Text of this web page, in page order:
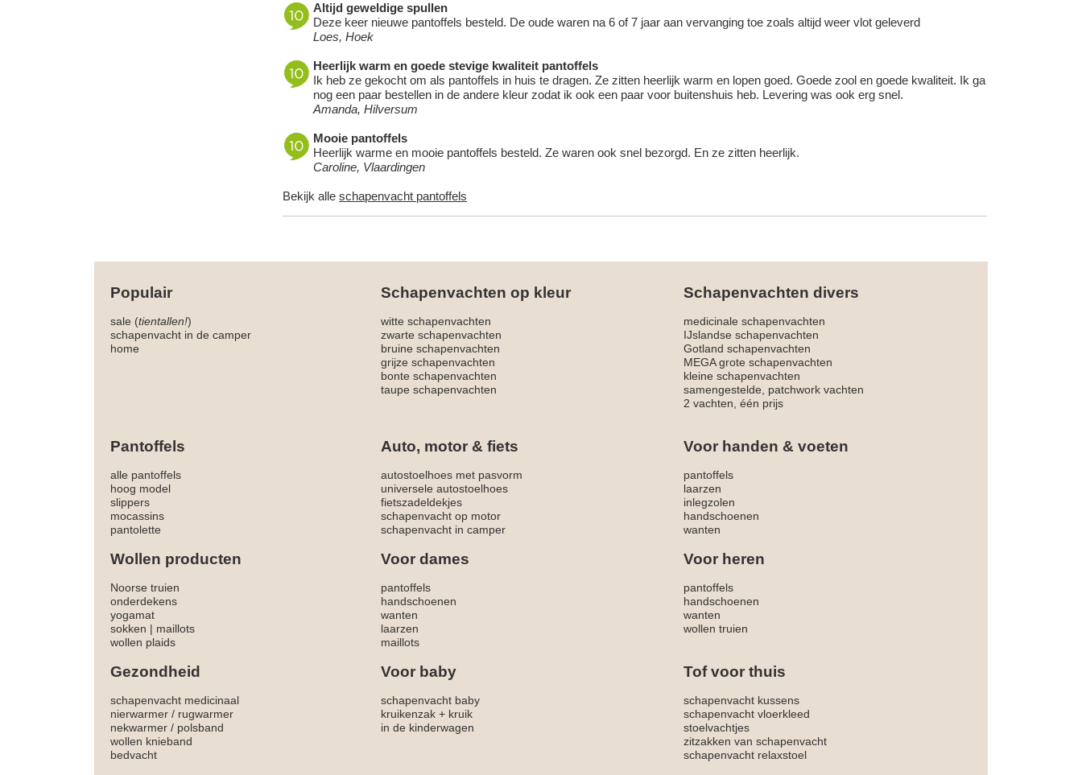
Altijd geweldige spullen
Deze keer nieuwe pantoffels besteld. De oude waren na 6 of 7 jaar aan vervanging toe zoals altijd weer vlot geleverd
Loes, Hoek
Heerlijk warm en goede stevige kwaliteit pantoffels
Ik heb ze gekocht om als pantoffels in huis te dragen. Ze zitten heerlijk warm en lopen goed. Goede zool en goede kwaliteit. Ik ga
nog een paar bestellen in de andere kleur zodat ik ook een paar voor buitenshuis heb. Levering was ook erg snel.
Amanda, Hilversum
Mooie pantoffels
Heerlijk warme en mooie pantoffels besteld. Ze waren ook snel bezorgd. En ze zitten heerlijk.
Caroline, Vlaardingen
Bekijk alleschapenvacht pantoffels
Populair Schapenvachten op kleur Schapenvachten divers
sale (tientallen!) witte schapenvachten
medicinale schapenvachten
schapenvacht in de camper
zwarte schapenvachten
IJslandse schapenvachten
home
bruine schapenvachten
Gotland schapenvachten
grijze schapenvachten
MEGA grote schapenvachten
bonte schapenvachten
kleine schapenvachten
taupe schapenvachten
samengestelde, patchwork vachten
2 vachten, één prijs
Pantoffels Auto, motor & fiets Voor handen & voeten
alle pantoffels autostoelhoes met pasvorm
pantoffels
hoog model
universele autostoelhoes
laarzen
slippers
fietszadeldekjes
inlegzolen
mocassins
schapenvacht op motor
handschoenen
pantolette
schapenvacht in camper wanten
Wollen producten Voor dames Voor heren
Noorse truien pantoffels
pantoffels
onderdekens
handschoenen
handschoenen
yogamat
wanten
wanten
sokken | maillots laarzen
wollen truien
wollen plaids
maillots
Gezondheid Voor baby Tof voor thuis
schapenvacht medicinaal schapenvacht baby
schapenvacht kussens
nierwarmer / rugwarmer kruikenzak + kruik
schapenvacht vloerkleed
nekwarmer / polsband in de kinderwagen
stoelvachtjes
wollen knieband
zitzakken van schapenvacht
bedvacht
schapenvacht relaxstoel